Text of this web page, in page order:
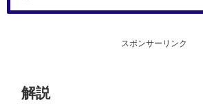
スポンサーリンク
解説